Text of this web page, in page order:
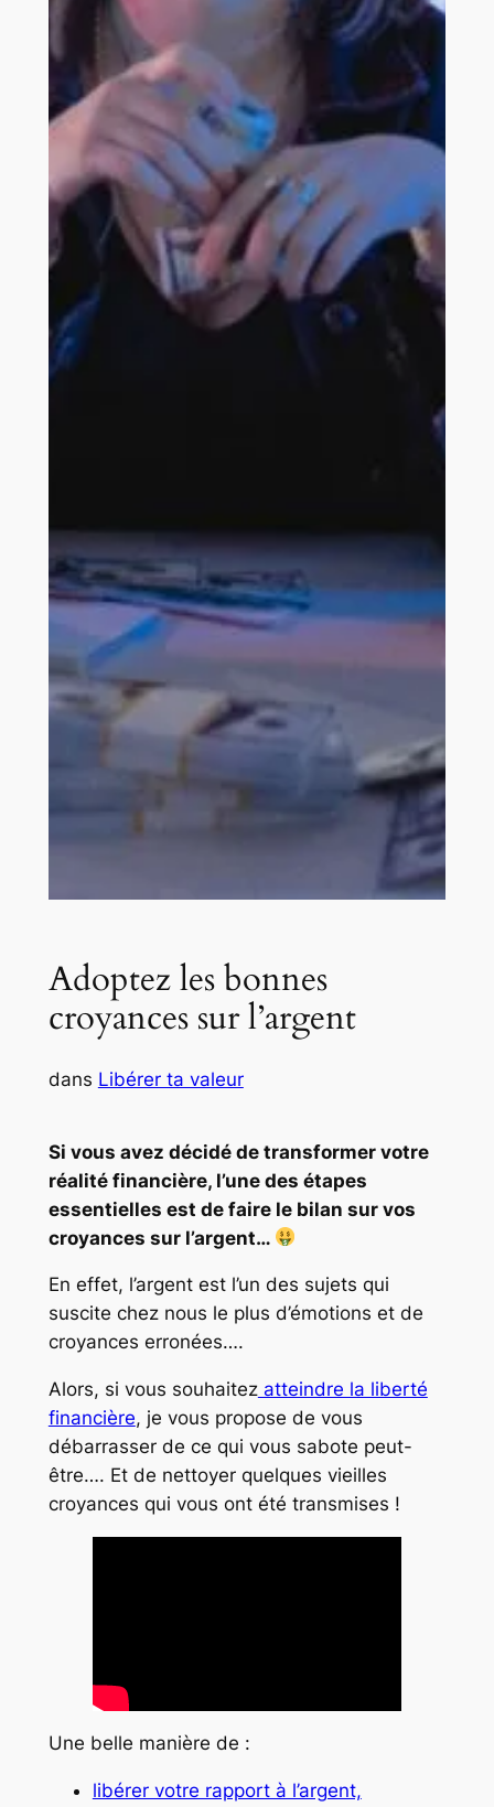
Adoptez les bonnes
croyances sur l’argent
dans Libérer ta valeur
Si vous avez décidé de transformer votre
réalité financière, l’une des étapes
essentielles est de faire le bilan sur vos
croyances sur l’argent…
En effet, l’argent est l’un des sujets qui
suscite chez nous le plus d’émotions et de
croyances erronées….
Alors, si vous souhaitezatteindre la liberté
financière, je vous propose de vous
débarrasser de ce qui vous sabote peut-
être…. Et de nettoyer quelques vieilles
croyances qui vous ont été transmises !
Une belle manière de :
libérer votre rapport à l’argent,